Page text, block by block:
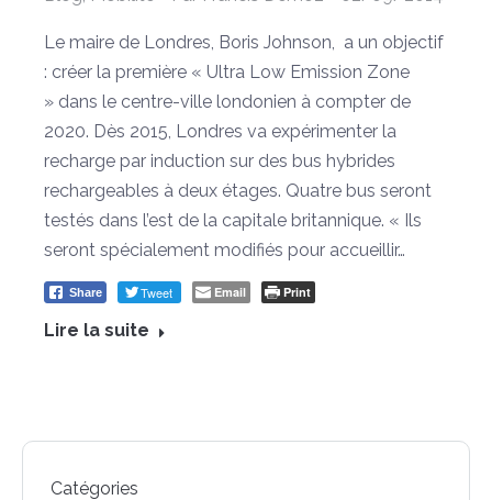
Le maire de Londres, Boris Johnson, a un objectif
: créer la première « Ultra Low Emission Zone
» dans le centre-ville londonien à compter de
2020. Dès 2015, Londres va expérimenter la
recharge par induction sur des bus hybrides
rechargeables à deux étages. Quatre bus seront
testés dans l’est de la capitale britannique. « Ils
seront spécialement modifiés pour accueillir…
Share Tweet Email Print
Lire la suite
Catégories